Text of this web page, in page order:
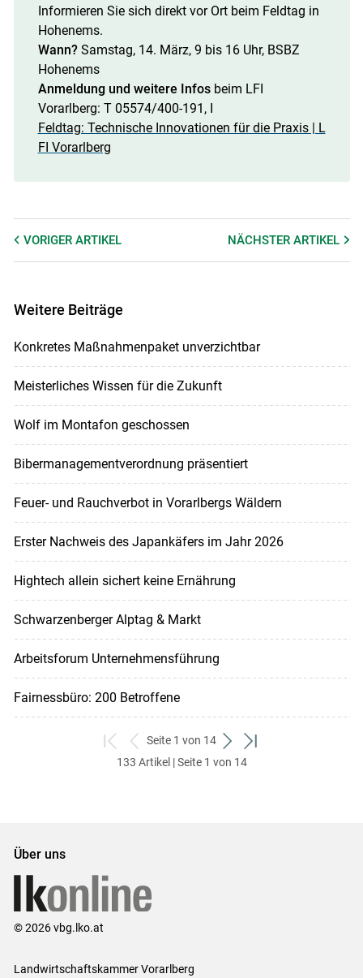
Informieren Sie sich direkt vor Ort beim Feldtag in
Hohenems.
Wann? Samstag, 14. März, 9 bis 16 Uhr, BSBZ
Hohenems
Anmeldung und weitere Infosbeim LFI
Vorarlberg: T 05574/400-191, I
Feldtag: Technische Innovationen für die Praxis | L
FI Vorarlberg
VORIGER ARTIKEL NÄCHSTERARTIKEL
Weitere Beiträge
Konkretes Maßnahmenpaket unverzichtbar
Meisterliches Wissen für die Zukunft
Wolf im Montafon geschossen
Bibermanagementverordnung präsentiert
Feuer- und Rauchverbot in Vorarlbergs Wäldern
Erster Nachweis des Japankäfers im Jahr 2026
Hightech allein sichert keine Ernährung
Schwarzenberger Alptag & Markt
Arbeitsforum Unternehmensführung
Fairnessbüro: 200 Betroffene
zum
ersten
zurück
zum
Seite 1 von 14
weiter
zum
zum
133 Artikel | Seite 1 von 14
Über uns
© 2026 vbg.lko.at
Landwirtschaftskammer Vorarlberg